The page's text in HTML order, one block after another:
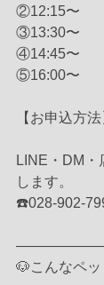
②12:15〜
③13:30〜
④14:45〜
⑤16:00〜
【お申込方法
LINE・DM・
します。
☎️028-902-
🐶こんなペ